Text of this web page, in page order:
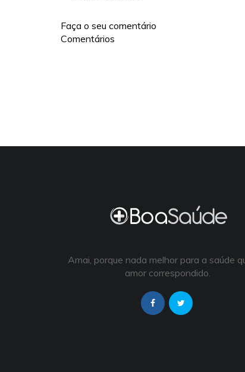
Faça o seu comentário
Comentários
Amai, porque nada melhor para a saúde
amor correspondido.